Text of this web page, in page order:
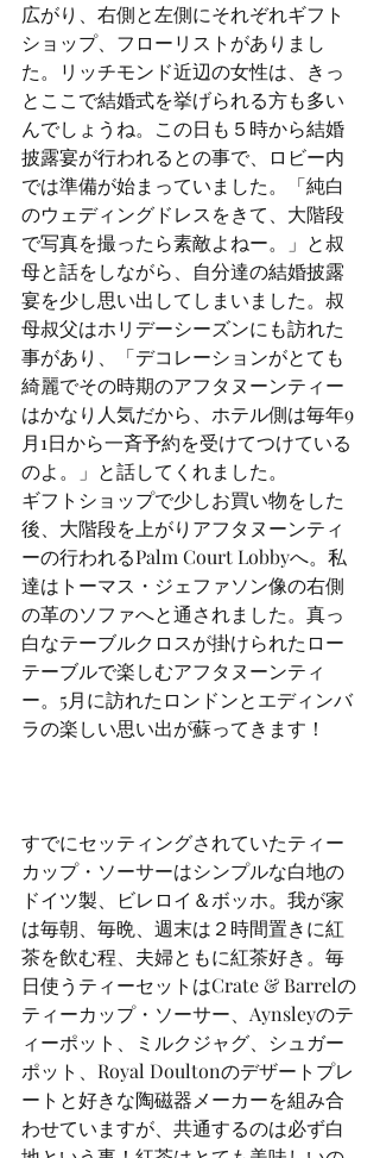
広がり、右側と左側にそれぞれギフト
ショップ、フローリストがありまし
た。リッチモンド近辺の女性は、きっ
とここで結婚式を挙げられる方も多い
んでしょうね。この日も５時から結婚
披露宴が行われるとの事で、ロビー内
では準備が始まっていました。「純白
のウェディングドレスをきて、大階段
で写真を撮ったら素敵よねー。」と叔
母と話をしながら、自分達の結婚披露
宴を少し思い出してしまいました。叔
母叔父はホリデーシーズンにも訪れた
事があり、「デコレーションがとても
綺麗でその時期のアフタヌーンティー
はかなり人気だから、ホテル側は毎年9
月1日から一斉予約を受けてつけている
のよ。」と話してくれました。
ギフトショップで少しお買い物をした
後、大階段を上がりアフタヌーンティ
ーの行われるPalm Court Lobbyへ。私
達はトーマス・ジェファソン像の右側
の革のソファへと通されました。真っ
白なテーブルクロスが掛けられたロー
テーブルで楽しむアフタヌーンティ
ー。5月に訪れたロンドンとエディンバ
ラの楽しい思い出が蘇ってきます！
すでにセッティングされていたティー
カップ・ソーサーはシンプルな白地の
ドイツ製、ビレロイ＆ボッホ。我が家
は毎朝、毎晩、週末は２時間置きに紅
茶を飲む程、夫婦ともに紅茶好き。毎
日使うティーセットはCrate & Barrelの
ティーカップ・ソーサー、Aynsleyのテ
ィーポット、ミルクジャグ、シュガー
ポット、Royal Doultonのデザートプレ
ートと好きな陶磁器メーカーを組み合
わせていますが、共通するのは必ず白